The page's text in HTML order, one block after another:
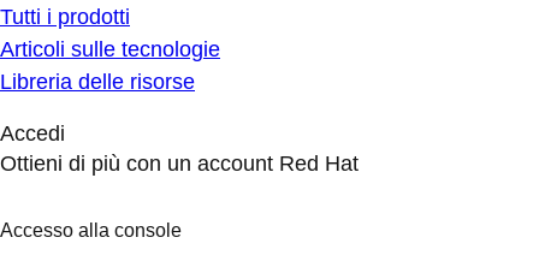
Tutti i prodotti
Articoli sulle tecnologie
Libreria delle risorse
Accedi
Ottieni di più con un account Red Hat
Accesso alla console